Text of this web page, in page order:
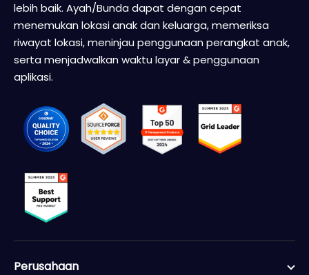
lebih baik. Ayah/Bunda dapat dengan cepat
menemukan lokasi anak dan keluarga, memeriksa
riwayat lokasi, meninjau penggunaan perangkat anak,
serta menjadwalkan waktu layar & penggunaan
aplikasi.
Perusahaan